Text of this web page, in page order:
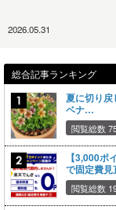
2026.05.31
総合記事ランキング
夏に切り
ベナ…
閲覧総数
【3,000ポ
で固定費見
閲覧総数